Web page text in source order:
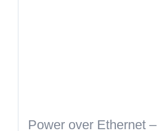
Power over Ethernet –